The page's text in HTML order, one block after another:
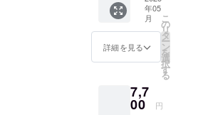
（商品
の説
明） ・
数量：1
点 ・サ
イズ：
年05
月
詳細を見る
こ
の
リ
タ
ー
ン
を
選
択
す
る
7,7
00 円